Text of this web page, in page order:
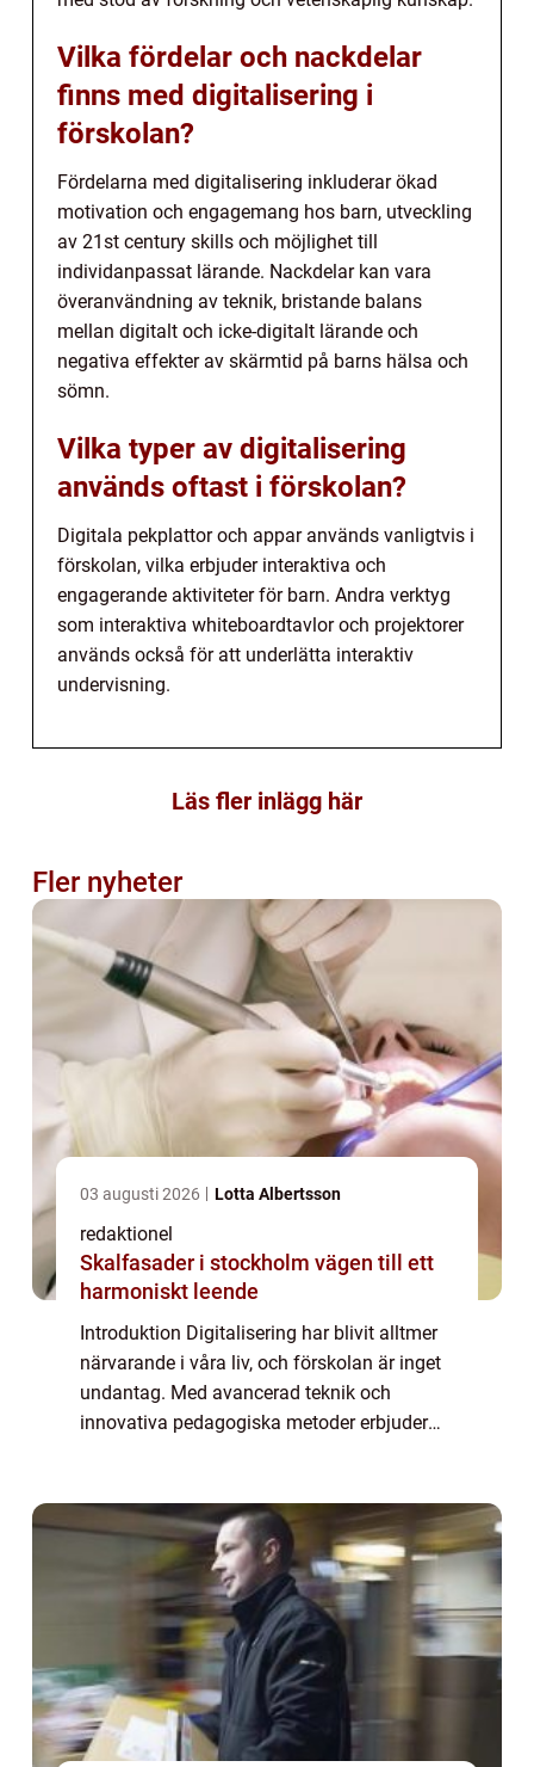
Vilka fördelar och nackdelar
finns med digitalisering i
förskolan?
Fördelarna med digitalisering inkluderar ökad
motivation och engagemang hos barn, utveckling
av 21st century skills och möjlighet till
individanpassat lärande. Nackdelar kan vara
överanvändning av teknik, bristande balans
mellan digitalt och icke-digitalt lärande och
negativa effekter av skärmtid på barns hälsa och
sömn.
Vilka typer av digitalisering
används oftast i förskolan?
Digitala pekplattor och appar används vanligtvis i
förskolan, vilka erbjuder interaktiva och
engagerande aktiviteter för barn. Andra verktyg
som interaktiva whiteboardtavlor och projektorer
används också för att underlätta interaktiv
undervisning.
Läs fler inlägg här
Fler nyheter
03 augusti 2026 Lotta Albertsson
redaktionel
Skalfasader i stockholm vägen till ett
harmoniskt leende
Introduktion Digitalisering har blivit alltmer
närvarande i våra liv, och förskolan är inget
undantag. Med avancerad teknik och
innovativa pedagogiska metoder erbjuder